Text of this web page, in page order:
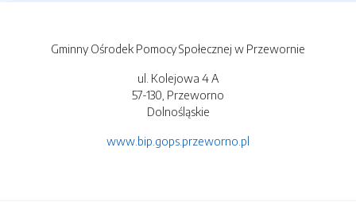
Gminny Ośrodek Pomocy Społecznej w Przewornie
ul. Kolejowa 4 A
57-130, Przeworno
Dolnośląskie
www.bip.gops.przeworno.pl